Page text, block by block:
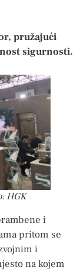
pružajući
sigurnosti.
HGK
i
pritom se
i
na kojem